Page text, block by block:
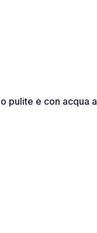
pulite e con acqua